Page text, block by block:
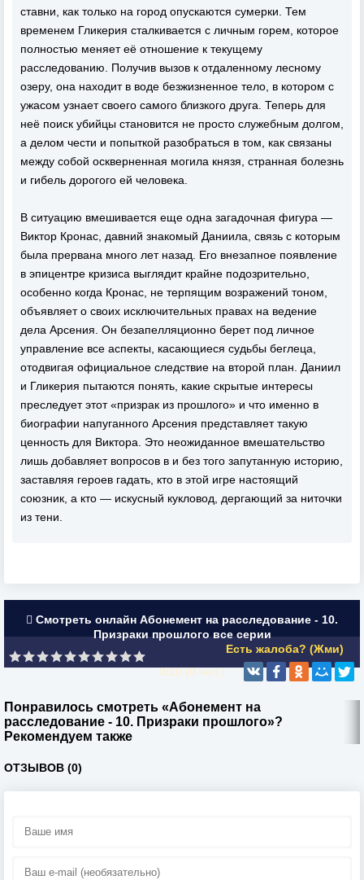
ставни, как только на город опускаются сумерки. Тем
временем Гликерия сталкивается с личным горем, которое
полностью меняет её отношение к текущему
расследованию. Получив вызов к отдаленному лесному
озеру, она находит в воде безжизненное тело, в котором с
ужасом узнает своего самого близкого друга. Теперь для
неё поиск убийцы становится не просто служебным долгом,
а делом чести и попыткой разобраться в том, как связаны
между собой оскверненная могила князя, странная болезнь
и гибель дорогого ей человека.
В ситуацию вмешивается еще одна загадочная фигура —
Виктор Кронас, давний знакомый Даниила, связь с которым
была прервана много лет назад. Его внезапное появление
в эпицентре кризиса выглядит крайне подозрительно,
особенно когда Кронас, не терпящим возражений тоном,
объявляет о своих исключительных правах на ведение
дела Арсения. Он безапелляционно берет под личное
управление все аспекты, касающиеся судьбы беглеца,
отодвигая официальное следствие на второй план. Даниил
и Гликерия пытаются понять, какие скрытые интересы
преследует этот «призрак из прошлого» и что именно в
биографии напуганного Арсения представляет такую
ценность для Виктора. Это неожиданное вмешательство
лишь добавляет вопросов в и без того запутанную историю,
заставляя героев гадать, кто в этой игре настоящий
союзник, а кто — искусный кукловод, дергающий за ниточки
из тени.
Смотреть онлайн Абонемент на расследование - 10.
Призраки прошлого все серии
Есть жалоба? (Жми)
0/10 (0чел.)
Понравилось смотреть «Абонемент на
расследование - 10. Призраки прошлого»?
Рекомендуем также
ОТЗЫВОВ (0)